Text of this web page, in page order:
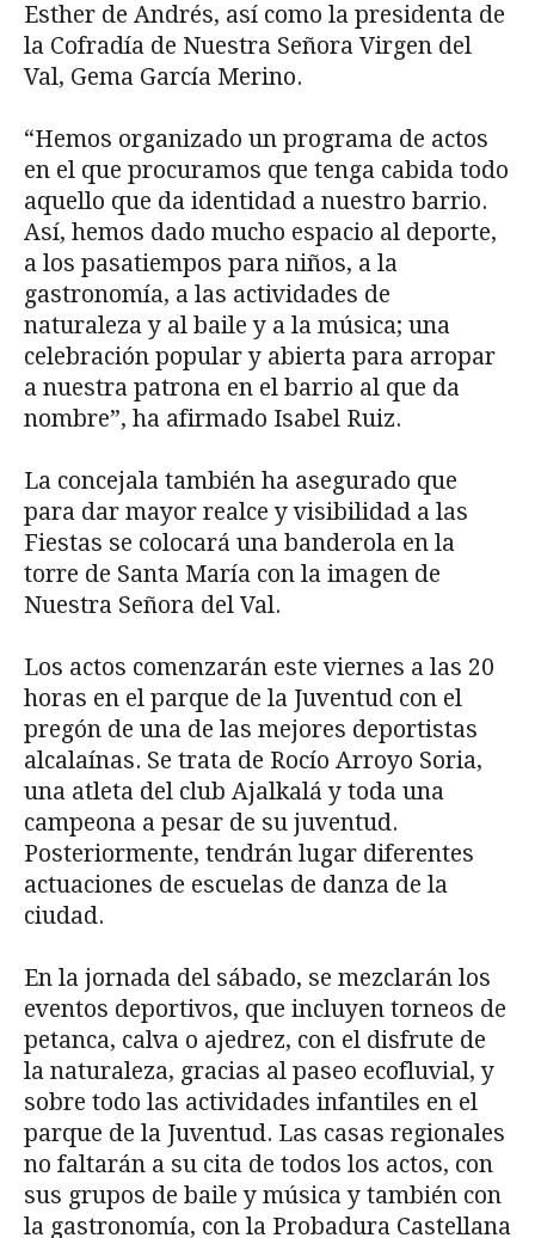
Esther de Andrés, así como la presidenta de
la Cofradía de Nuestra Señora Virgen del
Val, Gema García Merino.
“Hemos organizado un programa de actos
en el que procuramos que tenga cabida todo
aquello que da identidad a nuestro barrio.
Así, hemos dado mucho espacio al deporte,
a los pasatiempos para niños, a la
gastronomía, a las actividades de
naturaleza y al baile y a la música; una
celebración popular y abierta para arropar
a nuestra patrona en el barrio al que da
nombre”, ha afirmado Isabel Ruiz.
La concejala también ha asegurado que
para dar mayor realce y visibilidad a las
Fiestas se colocará una banderola en la
torre de Santa María con la imagen de
Nuestra Señora del Val.
Los actos comenzarán este viernes a las 20
horas en el parque de la Juventud con el
pregón de una de las mejores deportistas
alcalaínas. Se trata de Rocío Arroyo Soria,
una atleta del club Ajalkalá y toda una
campeona a pesar de su juventud.
Posteriormente, tendrán lugar diferentes
actuaciones de escuelas de danza de la
ciudad.
En la jornada del sábado, se mezclarán los
eventos deportivos, que incluyen torneos de
petanca, calva o ajedrez, con el disfrute de
la naturaleza, gracias al paseo ecofluvial, y
sobre todo las actividades infantiles en el
parque de la Juventud. Las casas regionales
no faltarán a su cita de todos los actos, con
sus grupos de baile y música y también con
la gastronomía, con la Probadura Castellana